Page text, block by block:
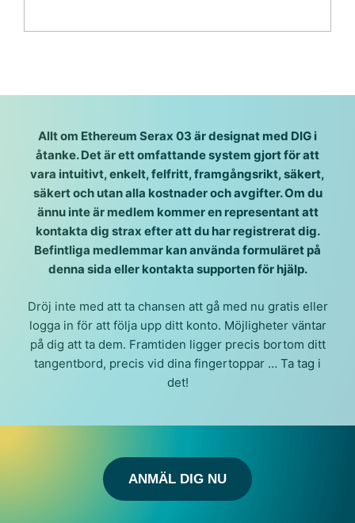
Allt om Ethereum Serax 03 är designat med DIG i
åtanke. Det är ett omfattande system gjort för att
vara intuitivt, enkelt, felfritt, framgångsrikt, säkert,
säkert och utan alla kostnader och avgifter. Om du
ännu inte är medlem kommer en representant att
kontakta dig strax efter att du har registrerat dig.
Befintliga medlemmar kan använda formuläret på
denna sida eller kontakta supporten för hjälp.
Dröj inte med att ta chansen att gå med nu gratis eller
logga in för att följa upp ditt konto. Möjligheter väntar
på dig att ta dem. Framtiden ligger precis bortom ditt
tangentbord, precis vid dina fingertoppar … Ta tag i
det!
ANMÄL DIG NU